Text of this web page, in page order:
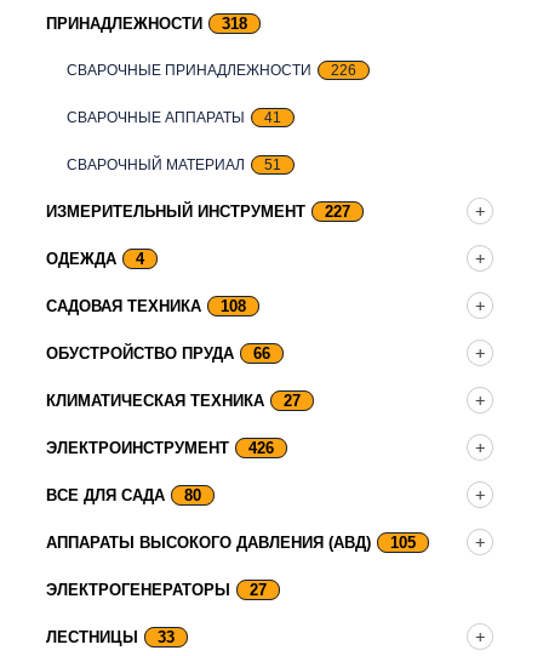
ПРИНАДЛЕЖНОСТИ 318
СВАРОЧНЫЕ ПРИНАДЛЕЖНОСТИ 226
СВАРОЧНЫЕ АППАРАТЫ 41
СВАРОЧНЫЙ МАТЕРИАЛ 51
ИЗМЕРИТЕЛЬНЫЙ ИНСТРУМЕНТ 227
ОДЕЖДА 4
САДОВАЯ ТЕХНИКА 108
ОБУСТРОЙСТВО ПРУДА 66
КЛИМАТИЧЕСКАЯ ТЕХНИКА 27
ЭЛЕКТРОИНСТРУМЕНТ 426
ВСЕ ДЛЯ САДА 80
АППАРАТЫ ВЫСОКОГО ДАВЛЕНИЯ (АВД) 105
ЭЛЕКТРОГЕНЕРАТОРЫ 27
ЛЕСТНИЦЫ 33